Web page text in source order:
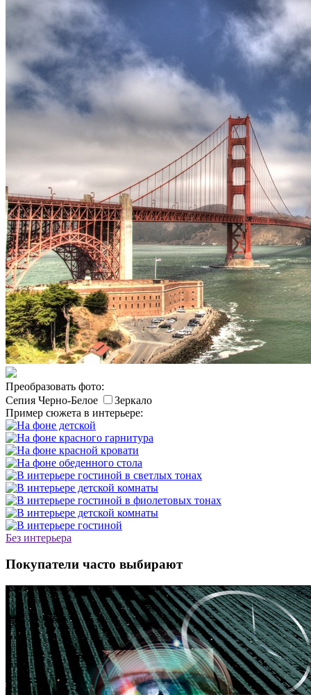
Преобразовать фото:
Сепия Черно-Белое
Зеркало
Пример сюжета в интерьере:
Без интерьера
Покупатели часто выбирают